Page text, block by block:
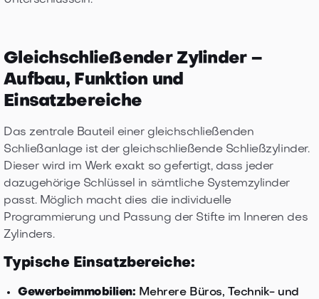
Gleichschließender Zylinder –
Aufbau, Funktion und
Einsatzbereiche
Das zentrale Bauteil einer gleichschließenden
Schließanlage ist der gleichschließende Schließzylinder.
Dieser wird im Werk exakt so gefertigt, dass jeder
dazugehörige Schlüssel in sämtliche Systemzylinder
passt. Möglich macht dies die individuelle
Programmierung und Passung der Stifte im Inneren des
Zylinders.
Typische Einsatzbereiche:
Gewerbeimmobilien: Mehrere Büros, Technik- und